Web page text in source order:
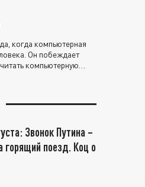
когда компьютерная
Он побеждает
компьютерную
Звонок Путина –
горящий поезд. Коц о